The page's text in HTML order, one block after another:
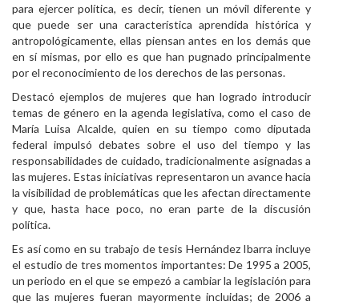
para ejercer política, es decir, tienen un móvil diferente y
que puede ser una característica aprendida histórica y
antropológicamente, ellas piensan antes en los demás que
en sí mismas, por ello es que han pugnado principalmente
por el reconocimiento de los derechos de las personas.
Destacó ejemplos de mujeres que han logrado introducir
temas de género en la agenda legislativa, como el caso de
María Luisa Alcalde, quien en su tiempo como diputada
federal impulsó debates sobre el uso del tiempo y las
responsabilidades de cuidado, tradicionalmente asignadas a
las mujeres. Estas iniciativas representaron un avance hacia
la visibilidad de problemáticas que les afectan directamente
y que, hasta hace poco, no eran parte de la discusión
política.
Es así como en su trabajo de tesis Hernández Ibarra incluye
el estudio de tres momentos importantes: De 1995 a 2005,
un periodo en el que se empezó a cambiar la legislación para
que las mujeres fueran mayormente incluidas; de 2006 a